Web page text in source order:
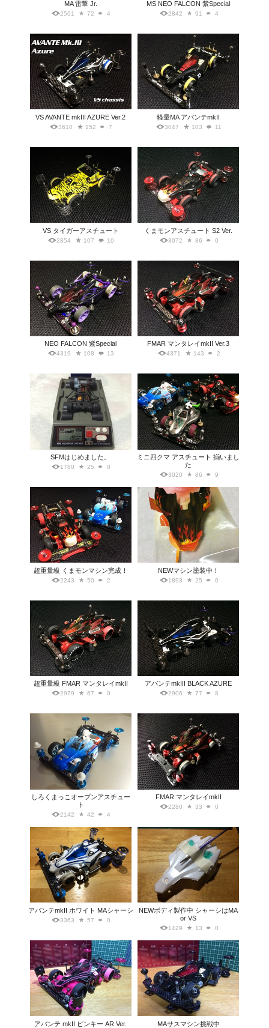
MA 雷撃 Jr.
2561 72 4
MS NEO FALCON 紫Special
2842 91 4
VS AVANTE mkIII AZURE Ver.2
3610 152 7
軽量MA アバンテmkII
3047 103 11
VS タイガーアスチュート
2854 107 10
くまモンアスチュート S2 Ver.
3072 86 0
NEO FALCON 紫Special
4319 108 13
FMAR マンタレイmkII Ver.3
4371 143 2
SFMはじめました。
1780 25 0
ミニ四クマ アスチュート 揃いまし
た
3020 86 9
超重量級 くまモンマシン完成！
2243 50 2
NEWマシン塗装中！
1893 25 0
超重量級 FMAR マンタレイmkII
2979 67 0
アバンテmkIII BLACK AZURE
2906 77 8
しろくまっこオープンアスチュー
ト
2142 42 4
FMAR マンタレイmkII
2280 33 0
アバンテmkII ホワイト MAシャーシ
3363 57 0
NEWボディ製作中 シャーシはMA
or VS
1429 13 0
アバンテ mkII ピンキー AR Ver. MAサスマシン挑戦中